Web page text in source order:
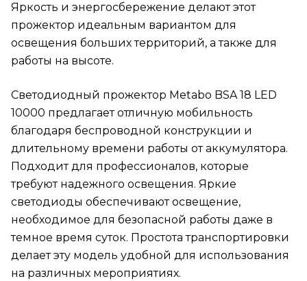
Яркость и энергосбережение делают этот
прожектор идеальным вариантом для
освещения больших территорий, а также для
работы на высоте.
Светодиодный прожектор Metabo BSA 18 LED
10000 предлагает отличную мобильность
благодаря беспроводной конструкции и
длительному времени работы от аккумулятора.
Подходит для профессионалов, которые
требуют надежного освещения. Яркие
светодиоды обеспечивают освещение,
необходимое для безопасной работы даже в
темное время суток. Простота транспортировки
делает эту модель удобной для использования
на различных мероприятиях.